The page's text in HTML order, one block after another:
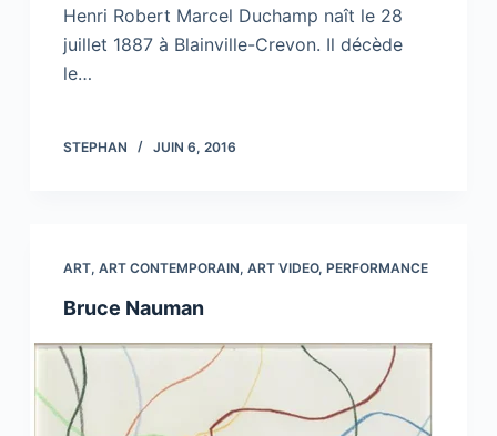
Henri Robert Marcel Duchamp naît le 28
juillet 1887 à Blainville-Crevon. Il décède
le…
STEPHAN JUIN 6, 2016
ART, ART CONTEMPORAIN, ART VIDEO, PERFORMANCE
Bruce Nauman